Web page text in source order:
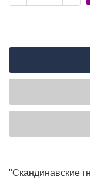
"Скандинавские